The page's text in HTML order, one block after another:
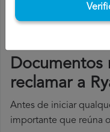
Documentos
reclamar a
Antes de iniciar
importante que reúna